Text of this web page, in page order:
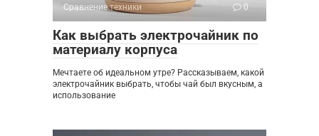
Сравнение техники 0
Как выбрать электрочайник по
материалу корпуса
Мечтаете об идеальном утре? Рассказываем, какой
электрочайник выбрать, чтобы чай был вкусным, а
использование